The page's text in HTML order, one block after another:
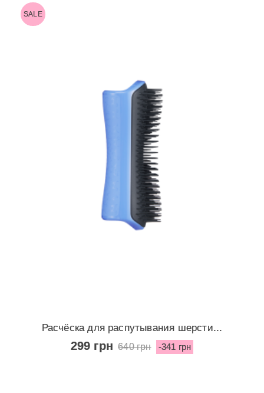
SALE
Расчёска для распутывания шерсти...
299 грн 640 грн -341 грн